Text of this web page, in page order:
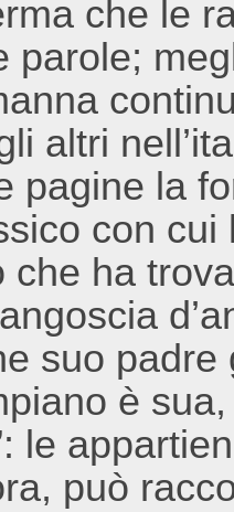
che le
parole;
altri
pagine la
con
che ha
suo
è
le
può